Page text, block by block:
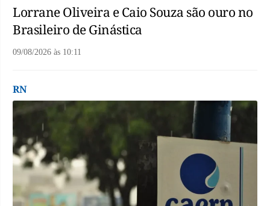
Lorrane Oliveira e Caio Souza são ouro no
Brasileiro de Ginástica
09/08/2026 às 10:11
RN